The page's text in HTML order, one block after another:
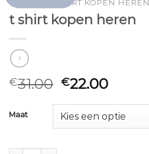
HOME T SHIRT KOPEN HEREN
t shirt kopen heren
€31.00 €22.00
Maat